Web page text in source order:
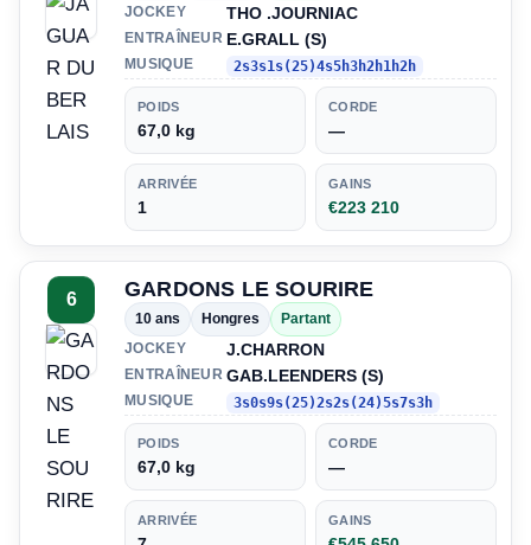
JOCKEY
THO .JOURNIAC
ENTRAÎNEUR E.GRALL (S)
MUSIQUE 2s3s1s(25)4s5h3h2h1h2h
POIDS
67,0 kg
CORDE
—
ARRIVÉE
1
GAINS
€223 210
6 GARDONS LE SOURIRE
10 ans Hongres
Partant
JOCKEY
J.CHARRON
ENTRAÎNEUR GAB.LEENDERS (S)
MUSIQUE 3s0s9s(25)2s2s(24)5s7s3h
POIDS
67,0 kg
CORDE
—
ARRIVÉE GAINS